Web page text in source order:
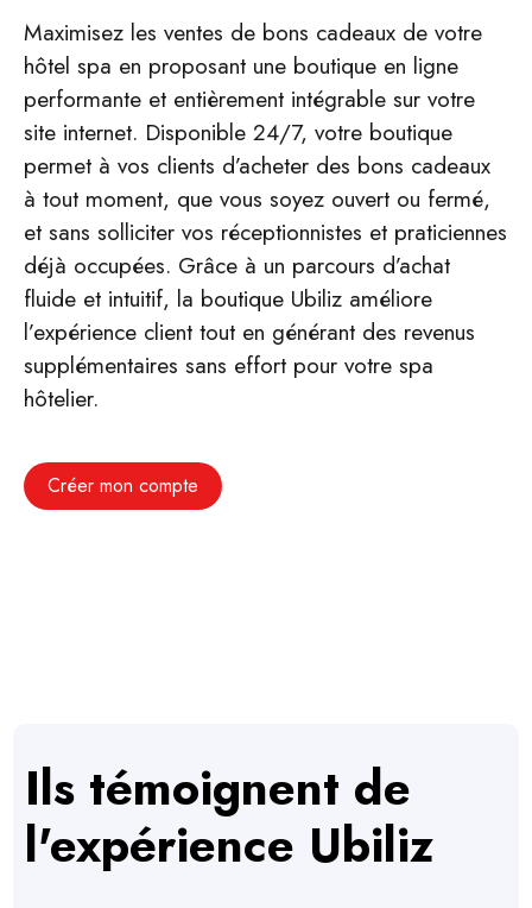
Maximisez les ventes de bons cadeaux de votre
hôtel spa en proposant une boutique en ligne
performante et entièrement intégrable sur votre
site internet. Disponible 24/7, votre boutique
permet à vos clients d’acheter des bons cadeaux
à tout moment, que vous soyez ouvert ou fermé,
et sans solliciter vos réceptionnistes et praticiennes
déjà occupées. Grâce à un parcours d’achat
fluide et intuitif, la boutique Ubiliz améliore
l’expérience client tout en générant des revenus
supplémentaires sans effort pour votre spa
hôtelier.
Créer mon compte
Ils témoignent de
l'expérience Ubiliz